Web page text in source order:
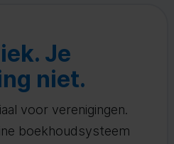
Je
niet.
voor verenigingen.
boekhoudsysteem